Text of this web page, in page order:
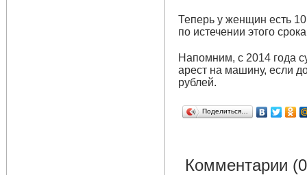
Теперь у женщин есть
по истечении этого
Напомним, с 2014 года
арест на машину, если
рублей.
Поделиться…
Комментарии